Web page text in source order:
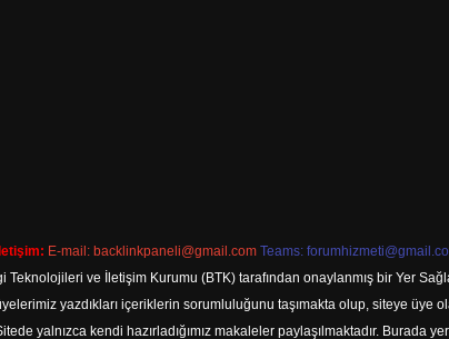
E-mail: backlinkpaneli@gmail.com Teams:
Teknolojileri ve İletişim Kurumu (BTK) tarafından onaylanmış bir Yer
yazdıkları içeriklerin sorumluluğunu taşımakta olup, siteye
yalnızca kendi hazırladığımız makaleler paylaşılmaktadır.